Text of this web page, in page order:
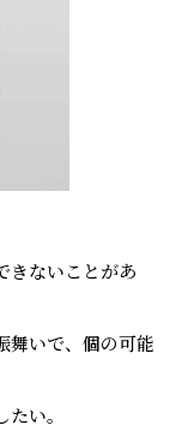
きないことがあ
舞いで、個の可能
い。